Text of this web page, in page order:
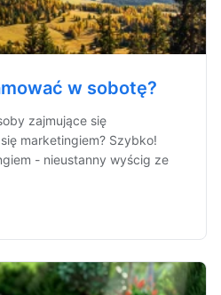
w sobotę?
zajmujące się
marketingiem? Szybko!
- nieustanny wyścig ze